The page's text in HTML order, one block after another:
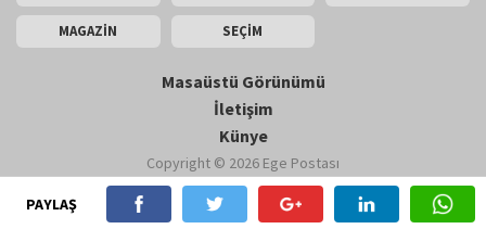
PAYLAŞ
MAGAZİN SEÇİM
Masaüstü Görünümü
İletişim
Künye
Copyright © 2026 Ege Postası